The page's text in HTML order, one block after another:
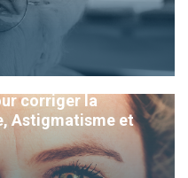
corriger la
Astigmatisme et